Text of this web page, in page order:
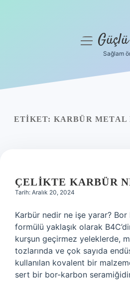
Yasal Uyarı
menüyü
Sağlam
ETIKET: KARBÜR METAL
ÇELIKTE KARBÜR
Tarih: Aralık 20, 2024
Karbür nedir ne işe yarar?
formülü yaklaşık olarak
kurşun geçirmez yeleklerde,
tozlarında ve çok sayıda
kullanılan kovalent bir
sert bir bor-karbon